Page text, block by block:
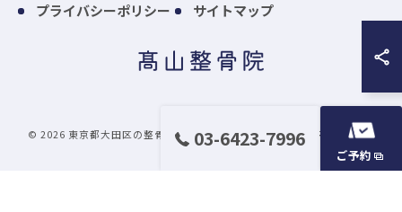
03-6423-7996
ご予約
プライバシーポリシー サイトマップ
© 2026 東京都大田区の整骨院なら髙山整骨院 ALL RIGHTS RESERVED.